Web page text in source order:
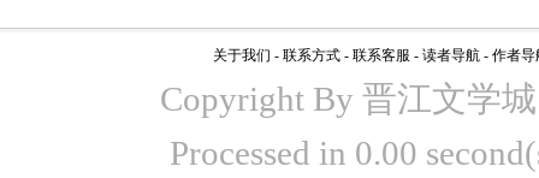
关于我们 - 联系方式 - 联系客服 - 读者导航 - 作者导
Copyright By 晋江文学
Processed in 0.00